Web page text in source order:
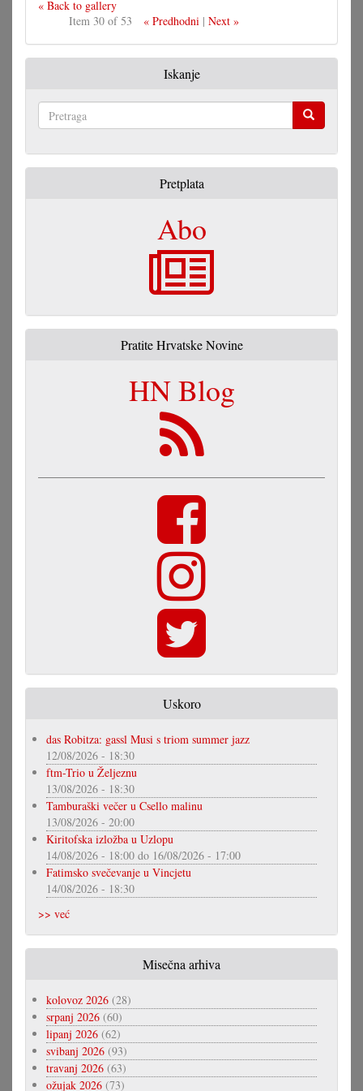
« Back to gallery
Item 30 of 53
« Predhodni| Next »
Iskanje
Pretplata
Abo
Pratite Hrvatske Novine
HN Blog
Uskoro
das Robitza: gassl Musi s triom summer jazz
12/08/2026 - 18:30
ftm-Trio u Željeznu
13/08/2026 - 18:30
Tamburaški večer u Csello malinu
13/08/2026 - 20:00
Kiritofska izložba u Uzlopu
14/08/2026 - 18:00 do 16/08/2026 - 17:00
Fatimsko svečevanje u Vincjetu
14/08/2026 - 18:30
>> već
Misečna arhiva
kolovoz 2026 (28)
srpanj 2026 (60)
lipanj 2026 (62)
svibanj 2026 (93)
travanj 2026 (63)
ožujak 2026 (73)